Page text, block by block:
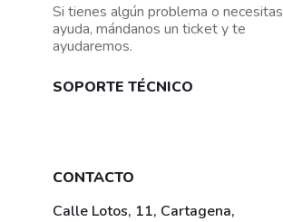
Si tienes algún problema o necesitas
ayuda, mándanos un ticket y te
ayudaremos.
SOPORTE TÉCNICO
CONTACTO
Calle Lotos, 11, Cartagena,